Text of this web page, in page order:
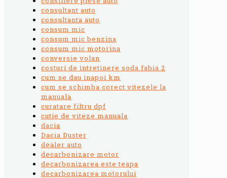
consultant auto
consultanta auto
consum mic
consum mic benzina
consum mic motorina
conversie volan
costuri de intretinere soda fabia 2
cum se dau inapoi km
cum se schimba corect vitezele la
manuala
curatare filtru dpf
cutie de viteze manuala
dacia
Dacia Duster
dealer auto
decarbonizare motor
decarbonizarea este teapa
decarbonizarea motorului